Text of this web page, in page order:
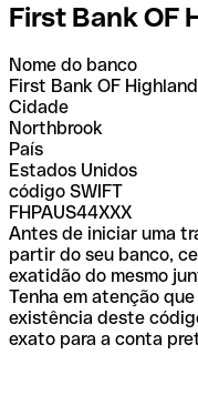
First Bank OF
Nome do banco
First Bank OF
Cidade
Northbrook
País
Estados Unidos
código SWIFT
FHPAUS44XXX
Antes de iniciar uma
partir do seu banco,
exatidão do mesmo
Tenha em atenção
existência deste
exato para a conta